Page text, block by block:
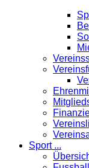
Sport ...